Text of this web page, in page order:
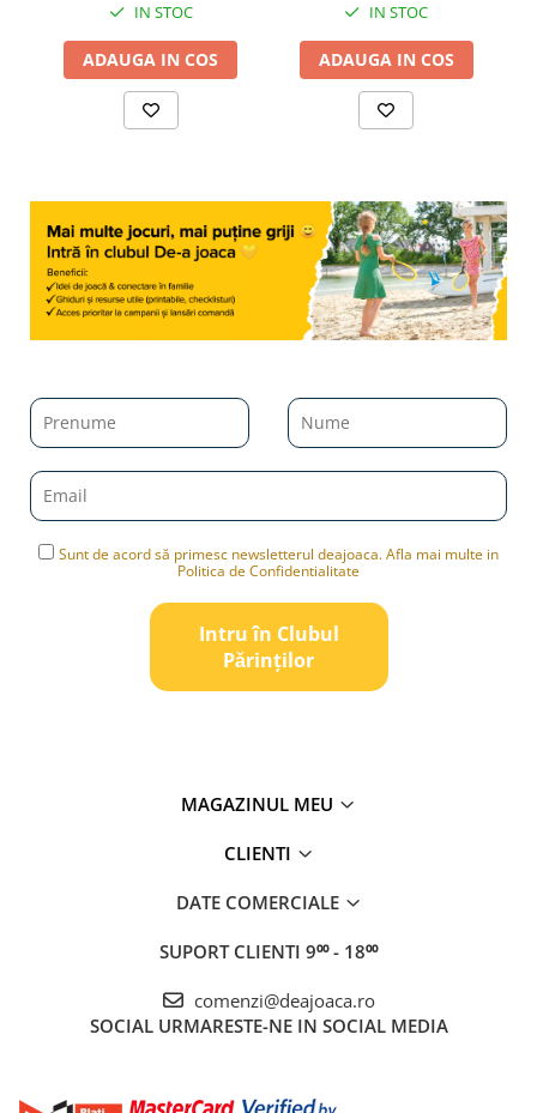
IN STOC
ADAUGA IN COS
IN STOC
ADAUGA IN COS
Sunt de acord să primesc newsletterul deajoaca. Afla mai multe in
Politica de Confidentialitate
Intru în Clubul
Pǎrinților
MAGAZINUL MEU
CLIENTI
DATE COMERCIALE
SUPORT CLIENTI 9⁰⁰ - 18⁰⁰
comenzi@deajoaca.ro
SOCIAL URMARESTE-NE IN SOCIAL MEDIA